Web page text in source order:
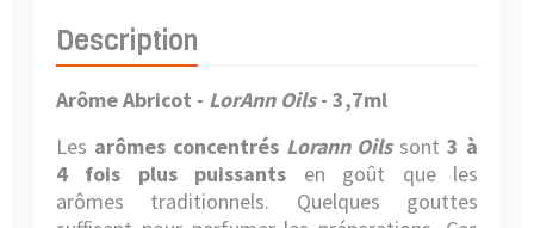
Description
Arôme Abricot - LorAnn Oils- 3,7ml
Les arômes concentrés Lorann Oilssont 3 à
4 fois plus puissants en goût que les
arômes traditionnels. Quelques gouttes